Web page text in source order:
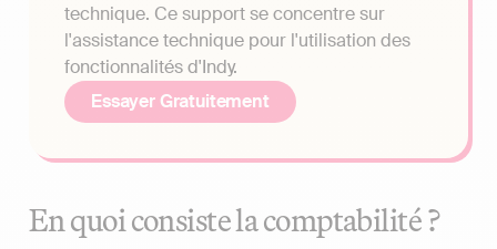
technique. Ce support se concentre sur
l'assistance technique pour l'utilisation des
fonctionnalités d'Indy.
Essayer Gratuitement
En quoi consiste la comptabilité ?